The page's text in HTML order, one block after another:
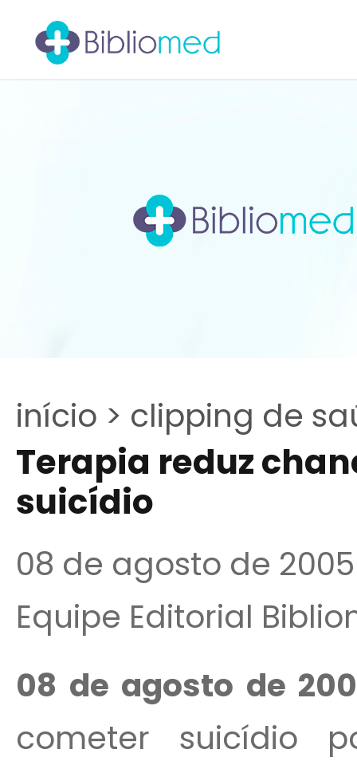
início > clipping de
Terapia reduz
suicídio
08 de agosto de 2005
Equipe Editorial
08 de agosto de
cometer suicídio